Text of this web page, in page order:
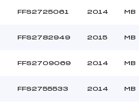
FFS2725061 2014 MB
FFS2782949 2015 MB
FFS2709069 2014 MB
FFS2755533 2014 MB